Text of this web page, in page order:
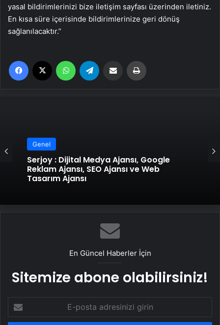
yasal bildirimlerinizi bize iletişim sayfası üzerinden iletiniz.
En kısa süre içerisinde bildirimlerinize geri dönüş
sağlanılacaktır.”
Facebook WhatsApp Email'den paylaş
Genel
Genel
UETDS Nedir ? Uetds.com İle Akıllı Dijital
En Güncel Haberler İçin
Sitemize abone olabilirsiniz!
posta
adresinizi